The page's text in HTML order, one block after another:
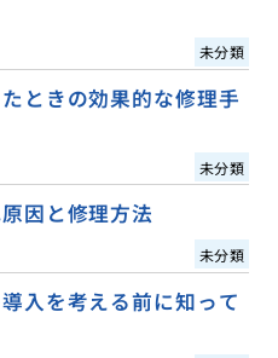
未分類
ときの効果的な修理手
未分類
因と修理方法
未分類
入を考える前に知って